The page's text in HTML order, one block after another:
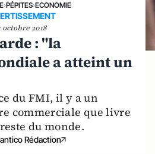
›PÉPITES›ECONOMIE
octobre 2018
: "la
a atteint un
du FMI, il y a un
commerciale que livre
du monde.
Rédaction